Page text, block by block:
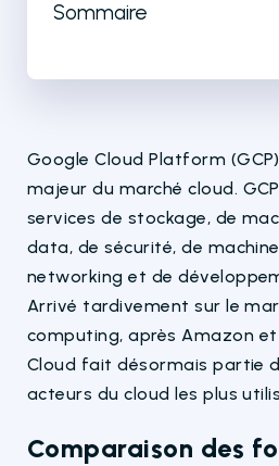
Sommaire
Google Cloud Platform
majeur du marché cloud.
services de stockage, de
data, de sécurité, de
networking et de
Arrivé tardivement sur le
computing, après Amazon
Cloud fait désormais partie
acteurs du cloud les plus
Comparaison des